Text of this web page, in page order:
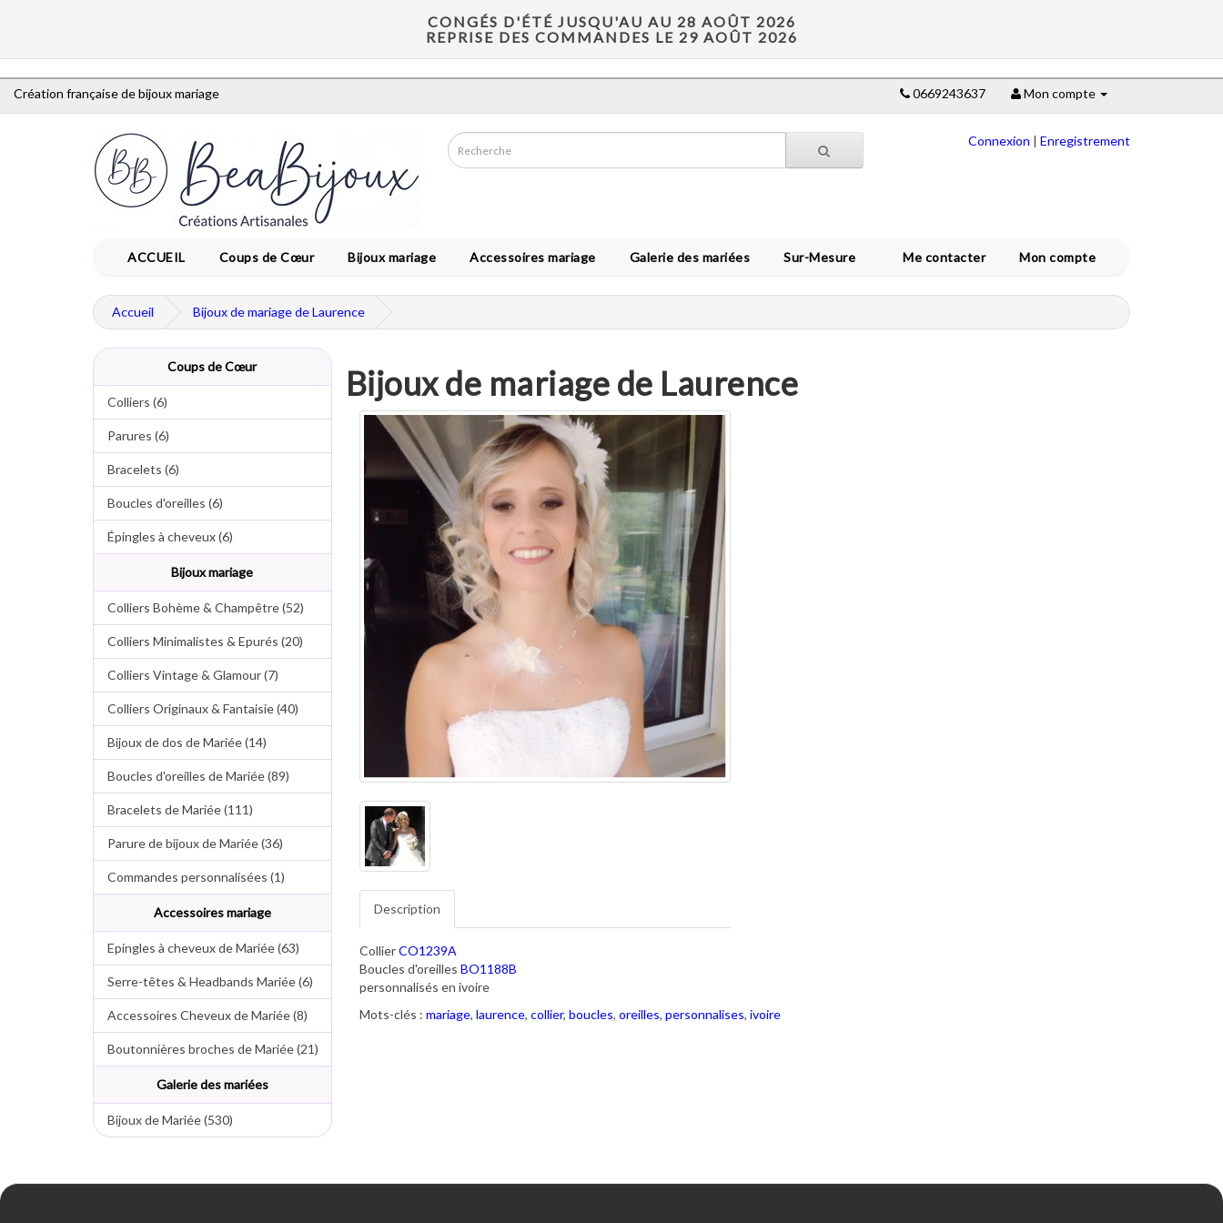
CONGÉS D'ÉTÉ JUSQU'AU AU 28 AOÛT 2026
REPRISE DES COMMANDES LE 29 AOÛT 2026
Création française de bijoux mariage 0669243637 Mon compte
Connexion | Enregistrement
ACCUEIL Coups de Cœur Bijoux mariage Accessoires mariage Galerie des mariées Sur-Mesure Me contacter Mon compte
Accueil Bijoux de mariage de Laurence
Coups de Cœur
Colliers (6)
Parures (6)
Bracelets (6)
Boucles d'oreilles (6)
Épingles à cheveux (6)
Bijoux mariage
Colliers Bohème & Champêtre (52)
Colliers Minimalistes & Epurés (20)
Colliers Vintage & Glamour (7)
Colliers Originaux & Fantaisie (40)
Bijoux de dos de Mariée (14)
Boucles d'oreilles de Mariée (89)
Bracelets de Mariée (111)
Parure de bijoux de Mariée (36)
Commandes personnalisées (1)
Accessoires mariage
Epingles à cheveux de Mariée (63)
Serre-têtes & Headbands Mariée (6)
Accessoires Cheveux de Mariée (8)
Boutonnières broches de Mariée (21)
Galerie des mariées
Bijoux de Mariée (530)
Bijoux de mariage de Laurence
Description
CollierCO1239A
Boucles d'oreilles BO1188B
personnalisés en ivoire
Mots-clés : mariage, laurence, collier, boucles, oreilles, personnalises, ivoire